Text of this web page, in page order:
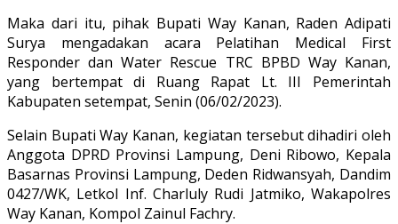
Maka dari itu, pihak Bupati Way Kanan, Raden Adipati
Surya mengadakan acara Pelatihan Medical First
Responder dan Water Rescue TRC BPBD Way Kanan,
yang bertempat di Ruang Rapat Lt. III Pemerintah
Kabupaten setempat, Senin (06/02/2023).
Selain Bupati Way Kanan, kegiatan tersebut dihadiri oleh
Anggota DPRD Provinsi Lampung, Deni Ribowo, Kepala
Basarnas Provinsi Lampung, Deden Ridwansyah, Dandim
0427/WK, Letkol Inf. Charluly Rudi Jatmiko, Wakapolres
Way Kanan, Kompol Zainul Fachry.